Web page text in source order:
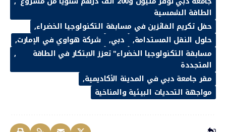
الطاقة الشمسية
حفل تكريم الفائزين في مسابقة التكنولوجيا الخضراء
حلول النقل المستدامة
دبي
شركة هواوي في الإمارت
مسابقة التكنولوجيا الخضراء" تعزز الابتكار في الطاقة
المتجددة
مقر جامعة دبي في المدينة الأكاديمية
مواجهة التحديات البيئية والمناخية